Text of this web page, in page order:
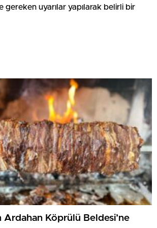
gereken uyarılar yapılarak belirli bir
Ardahan Köprülü Beldesi’ne